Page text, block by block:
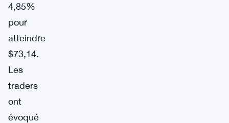
4,85%
pour
atteindre
$73,14.
Les
traders
ont
évoqué